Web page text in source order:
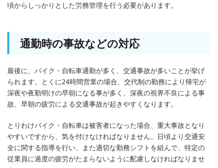
頃からしっかりとした労務管理を行う必要があります。
通勤時の事故などの対応
最後に、バイク・自転車通勤が多く、交通事故が多いことが挙げ
られます。とくに24時間営業の場合、交代制の勤務により帰宅が
深夜や夜勤明けの早朝になる事が多く、深夜の視界不良による事
故、早朝の疲労による交通事故が起きやすくなります。
とりわけバイク・自転車は被害者になった場合、重大事故となり
やすいですから、気を付けなければなりません。日頃より交通安
全に関する指導を行い、また適切な勤務シフトを組んで、特定の
従業員に過度の疲労がたまらないように配慮しなければなりませ